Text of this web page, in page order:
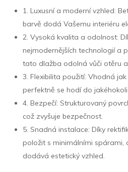
1. Luxusní a moderní vzhled:
barvě dodá Vašemu interiéru
2. Vysoká kvalita a odolnost:
nejmodernějších technologií a
tato dlažba odolná vůči otěru
3. Flexibilita použití: Vhodná
perfektně se hodí do
4. Bezpečí: Strukturovaný
což zvyšuje bezpečnost.
5. Snadná instalace: Díky
položit s minimálními spárami,
dodává estetický vzhled.